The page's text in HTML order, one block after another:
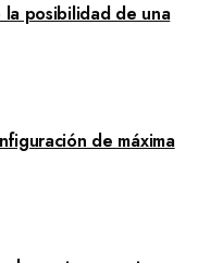
posibilidad de una
de máxima